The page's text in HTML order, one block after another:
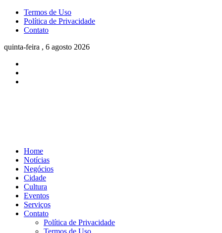
Termos de Uso
Política de Privacidade
Contato
quinta-feira , 6 agosto 2026
Home
Notícias
Negócios
Cidade
Cultura
Eventos
Serviços
Contato
Política de Privacidade
Termos de Uso